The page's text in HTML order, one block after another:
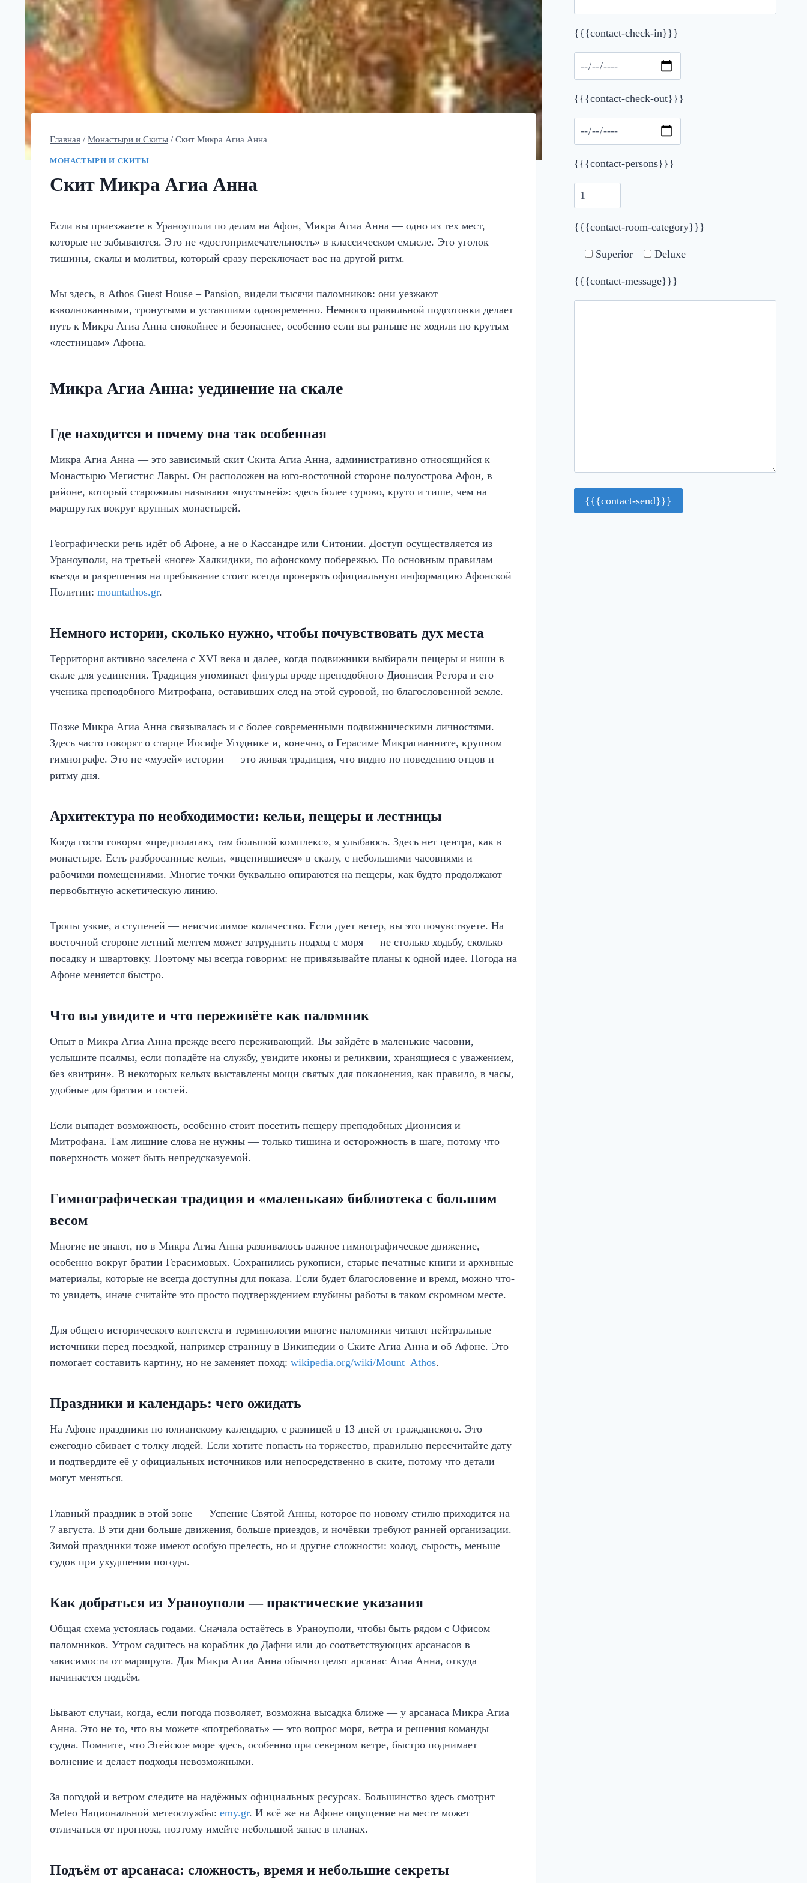
Главная / Монастыри и Скиты / Скит Микра Агиа Анна
МОНАСТЫРИ И СКИТЫ
Скит Микра Агиа Анна
Если вы приезжаете в Ураноуполи по делам на Афон, Микра Агиа Анна — одно из тех мест,
которые не забываются. Это не «достопримечательность» в классическом смысле. Это уголок
тишины, скалы и молитвы, который сразу переключает вас на другой ритм.
Мы здесь, в Athos Guest House – Pansion, видели тысячи паломников: они уезжают
взволнованными, тронутыми и уставшими одновременно. Немного правильной подготовки делает
путь к Микра Агиа Анна спокойнее и безопаснее, особенно если вы раньше не ходили по крутым
«лестницам» Афона.
Микра Агиа Анна: уединение на скале
Где находится и почему она так особенная
Микра Агиа Анна — это зависимый скит Скита Агиа Анна, административно относящийся к
Монастырю Мегистис Лавры. Он расположен на юго-восточной стороне полуострова Афон, в
районе, который старожилы называют «пустыней»: здесь более сурово, круто и тише, чем на
маршрутах вокруг крупных монастырей.
Географически речь идёт об Афоне, а не о Кассандре или Ситонии. Доступ осуществляется из
Ураноуполи, на третьей «ноге» Халкидики, по афонскому побережью. По основным правилам
въезда и разрешения на пребывание стоит всегда проверять официальную информацию Афонской
Политии: mountathos.gr.
Немного истории, сколько нужно, чтобы почувствовать дух места
Территория активно заселена с XVI века и далее, когда подвижники выбирали пещеры и ниши в
скале для уединения. Традиция упоминает фигуры вроде преподобного Дионисия Ретора и его
ученика преподобного Митрофана, оставивших след на этой суровой, но благословенной земле.
Позже Микра Агиа Анна связывалась и с более современными подвижническими личностями.
Здесь часто говорят о старце Иосифе Угоднике и, конечно, о Герасиме Микрагианните, крупном
гимнографе. Это не «музей» истории — это живая традиция, что видно по поведению отцов и
ритму дня.
Архитектура по необходимости: кельи, пещеры и лестницы
Когда гости говорят «предполагаю, там большой комплекс», я улыбаюсь. Здесь нет центра, как в
монастыре. Есть разбросанные кельи, «вцепившиеся» в скалу, с небольшими часовнями и
рабочими помещениями. Многие точки буквально опираются на пещеры, как будто продолжают
первобытную аскетическую линию.
Тропы узкие, а ступеней — неисчислимое количество. Если дует ветер, вы это почувствуете. На
восточной стороне летний мелтем может затруднить подход с моря — не столько ходьбу, сколько
посадку и швартовку. Поэтому мы всегда говорим: не привязывайте планы к одной идее. Погода на
Афоне меняется быстро.
Что вы увидите и что переживёте как паломник
Опыт в Микра Агиа Анна прежде всего переживающий. Вы зайдёте в маленькие часовни,
услышите псалмы, если попадёте на службу, увидите иконы и реликвии, хранящиеся с уважением,
без «витрин». В некоторых кельях выставлены мощи святых для поклонения, как правило, в часы,
удобные для братии и гостей.
Если выпадет возможность, особенно стоит посетить пещеру преподобных Дионисия и
Митрофана. Там лишние слова не нужны — только тишина и осторожность в шаге, потому что
поверхность может быть непредсказуемой.
Гимнографическая традиция и «маленькая» библиотека с большим
весом
Многие не знают, но в Микра Агиа Анна развивалось важное гимнографическое движение,
особенно вокруг братии Герасимовых. Сохранились рукописи, старые печатные книги и архивные
материалы, которые не всегда доступны для показа. Если будет благословение и время, можно что-
то увидеть, иначе считайте это просто подтверждением глубины работы в таком скромном месте.
Для общего исторического контекста и терминологии многие паломники читают нейтральные
источники перед поездкой, например страницу в Википедии о Ските Агиа Анна и об Афоне. Это
помогает составить картину, но не заменяет поход: wikipedia.org/wiki/Mount_Athos.
Праздники и календарь: чего ожидать
На Афоне праздники по юлианскому календарю, с разницей в 13 дней от гражданского. Это
ежегодно сбивает с толку людей. Если хотите попасть на торжество, правильно пересчитайте дату
и подтвердите её у официальных источников или непосредственно в ските, потому что детали
могут меняться.
Главный праздник в этой зоне — Успение Святой Анны, которое по новому стилю приходится на
7 августа. В эти дни больше движения, больше приездов, и ночёвки требуют ранней организации.
Зимой праздники тоже имеют особую прелесть, но и другие сложности: холод, сырость, меньше
судов при ухудшении погоды.
Как добраться из Ураноуполи — практические указания
Общая схема устоялась годами. Сначала остаётесь в Ураноуполи, чтобы быть рядом с Офисом
паломников. Утром садитесь на кораблик до Дафни или до соответствующих арсанасов в
зависимости от маршрута. Для Микра Агиа Анна обычно целят арсанас Агиа Анна, откуда
начинается подъём.
Бывают случаи, когда, если погода позволяет, возможна высадка ближе — у арсанаса Микра Агиа
Анна. Это не то, что вы можете «потребовать» — это вопрос моря, ветра и решения команды
судна. Помните, что Эгейское море здесь, особенно при северном ветре, быстро поднимает
волнение и делает подходы невозможными.
За погодой и ветром следите на надёжных официальных ресурсах. Большинство здесь смотрит
Meteo Национальной метеослужбы: emy.gr. И всё же на Афоне ощущение на месте может
отличаться от прогноза, поэтому имейте небольшой запас в планах.
Подъём от арсанаса: сложность, время и небольшие секреты
Please leave this field empty.
{{{contact-check-in}}}
{{{contact-check-out}}}
{{{contact-persons}}}
{{{contact-room-category}}}
Superior Deluxe
{{{contact-message}}}